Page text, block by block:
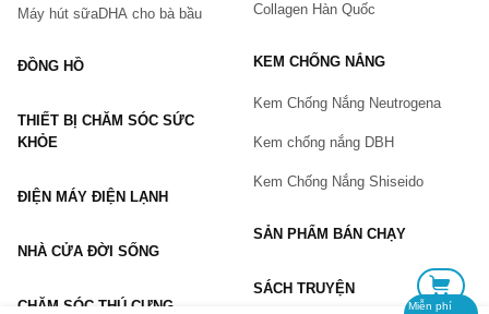
Miễn phí
Vấn đề(*)
Máy hút sữaDHA cho bà bầu
ĐỒNG HỒ
THIẾT BỊ CHĂM SÓC SỨC
KHỎE
ĐIỆN MÁY ĐIỆN LẠNH
NHÀ CỬA ĐỜI SỐNG
CHĂM SÓC THÚ CƯNG
Collagen Hàn Quốc
KEM CHỐNG NẮNG
Kem Chống Nắng Neutrogena
Kem chống nắng DBH
Kem Chống Nắng Shiseido
SẢN PHẨM BÁN CHẠY
SÁCH TRUYỆN